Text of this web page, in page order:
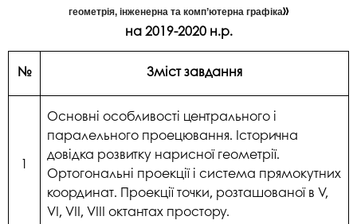
геометрія, інженерна та комп’ютерна графіка»
на 2019-2020 н.р.
№ Зміст завдання
1
Основні особливості центрального і
паралельного проецювання. Історична
довідка розвитку нарисної геометрії.
Ортогональні проекції і система прямокутних
координат. Проекції точки, розташованої в V,
VI, VII, VIII октантах простору.